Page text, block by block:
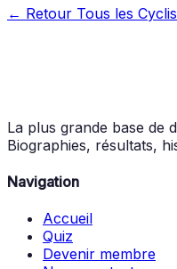
← Retour Tous les
La plus grande base de
Biographies, résultats,
Navigation
Accueil
Quiz
Devenir membre